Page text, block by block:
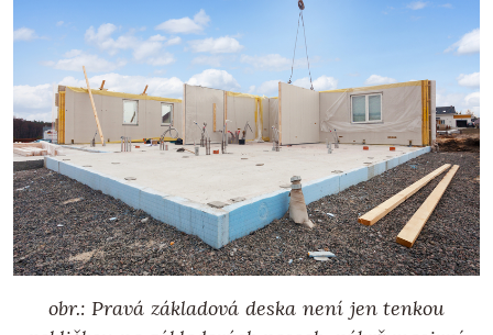
obr.: Pravá základová deska není jen tenkou